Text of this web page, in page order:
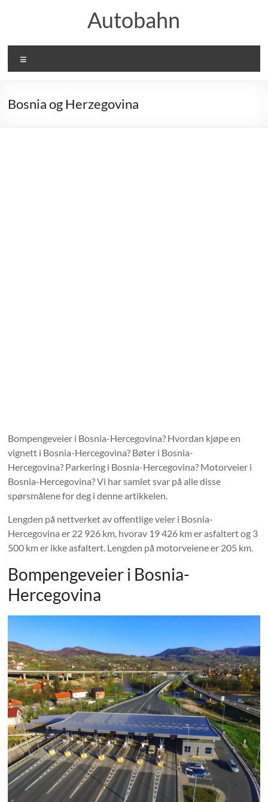
Autobahn
Bosnia og Herzegovina
Bompengeveier i Bosnia-Hercegovina? Hvordan kjøpe en
vignett i Bosnia-Hercegovina? Bøter i Bosnia-
Hercegovina? Parkering i Bosnia-Hercegovina? Motorveier i
Bosnia-Hercegovina? Vi har samlet svar på alle disse
spørsmålene for deg i denne artikkelen.
Lengden på nettverket av offentlige veier i Bosnia-
Hercegovina er 22 926 km, hvorav 19 426 km er asfaltert og 3
500 km er ikke asfaltert. Lengden på motorveiene er 205 km.
Bompengeveier i Bosnia-
Hercegovina